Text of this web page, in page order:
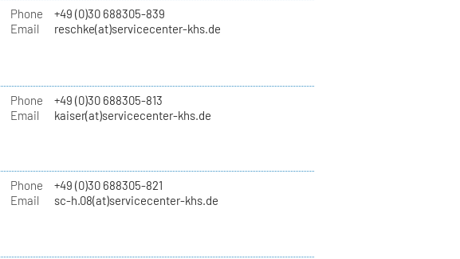
Phone
+49 (0)30 688305-839
Email
reschke(at)servicecenter-khs.de
Phone
+49 (0)30 688305-813
Email
kaiser(at)servicecenter-khs.de
Phone
+49 (0)30 688305-821
Email
sc-h.08(at)servicecenter-khs.de